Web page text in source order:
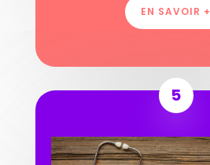
EN SAVOIR +
5